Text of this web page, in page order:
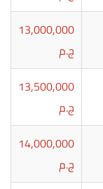
13,000,000
ج.م
13,500,000
ج.م
14,000,000
ج.م